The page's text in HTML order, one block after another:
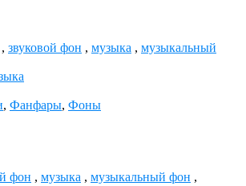
, звуковой фон , музыка , музыкальный
, Фанфары, Фоны
фон , музыка , музыкальный фон ,